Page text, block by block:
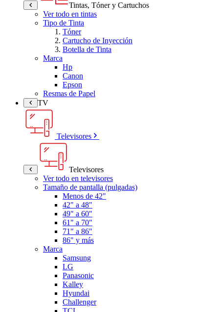
Tintas, Tóner y Cartuchos
Ver todo en tintas
Tipo de Tinta
Tóner
Cartucho de Inyección
Botella de Tinta
Marca
Hp
Canon
Epson
Resmas de Papel
TV
Televisores
Televisores
Ver todo en televisores
Tamaño de pantalla (pulgadas)
Menos de 42"
42" a 48"
49" a 60"
61" a 70"
71" a 86"
86" y más
Marca
Samsung
LG
Panasonic
Kalley
Hyundai
Challenger